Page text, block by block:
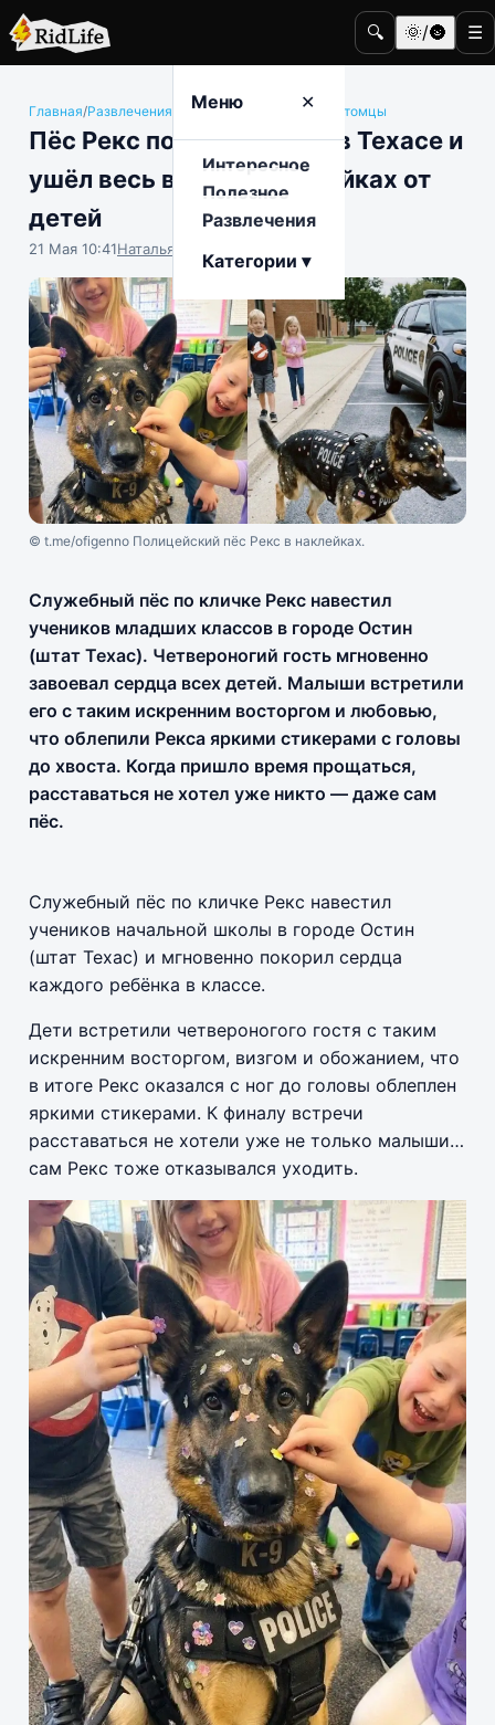
🔍 🌞/🌚 ☰
Меню ✕
Интересное
Полезное
Развлечения
Категории ▾
Главная/Развлечения Животные и домашние питомцы
Пёс Рекс посетил школу в Техасе и
ушёл весь в милых наклейках от
детей
21 Мая 10:41Наталья Герасимова
© t.me/ofigenno Полицейский пёс Рекс в наклейках.
Служебный пёс по кличке Рекс навестил
учеников младших классов в городе Остин
(штат Техас). Четвероногий гость мгновенно
завоевал сердца всех детей. Малыши встретили
его с таким искренним восторгом и любовью,
что облепили Рекса яркими стикерами с головы
до хвоста. Когда пришло время прощаться,
расставаться не хотел уже никто — даже сам
пёс.
Служебный пёс по кличке Рекс навестил
учеников начальной школы в городе Остин
(штат Техас) и мгновенно покорил сердца
каждого ребёнка в классе.
Дети встретили четвероногого гостя с таким
искренним восторгом, визгом и обожанием, что
в итоге Рекс оказался с ног до головы облеплен
яркими стикерами. К финалу встречи
расставаться не хотели уже не только малыши…
сам Рекс тоже отказывался уходить.